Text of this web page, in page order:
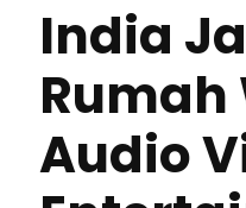
India
Rumah
Audio